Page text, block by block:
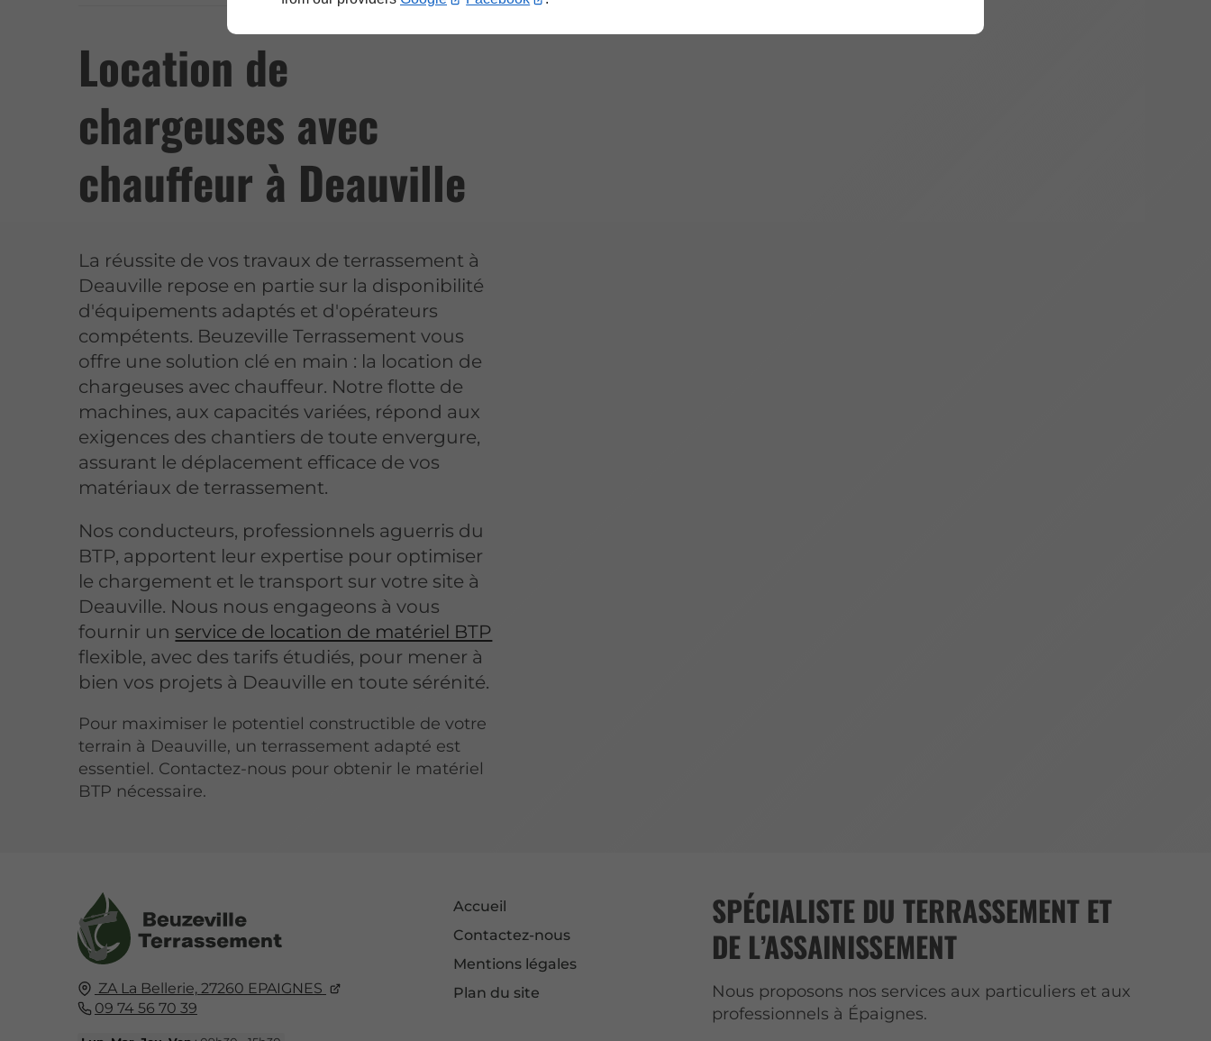
Location de
chargeuses avec
chauffeur à Deauville
La réussite de vos travaux de terrassement à
Deauville repose en partie sur la disponibilité
d'équipements adaptés et d'opérateurs
compétents. Beuzeville Terrassement vous
offre une solution clé en main : la location de
chargeuses avec chauffeur. Notre flotte de
machines, aux capacités variées, répond aux
exigences des chantiers de toute envergure,
assurant le déplacement efficace de vos
matériaux de terrassement.
Nos conducteurs, professionnels aguerris du
BTP, apportent leur expertise pour optimiser
le chargement et le transport sur votre site à
Deauville. Nous nous engageons à vous
fournir un service de location de matériel BTP
flexible, avec des tarifs étudiés, pour mener à
bien vos projets à Deauville en toute sérénité.
Pour maximiser le potentiel constructible de votre
terrain à Deauville, un terrassement adapté est
essentiel. Contactez-nous pour obtenir le matériel
BTP nécessaire.
ZA La Bellerie, 27260 EPAIGNES
09 74 56 70 39
Accueil
Contactez-nous
Mentions légales
Plan du site
SPÉCIALISTE DU TERRASSEMENT ET
DE L’ASSAINISSEMENT
Nous proposons nos services aux particuliers et aux
professionnels à Épaignes.